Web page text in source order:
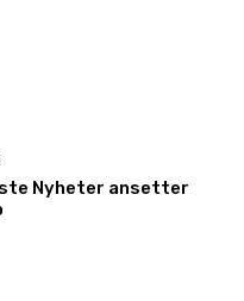
Nyheter ansetter